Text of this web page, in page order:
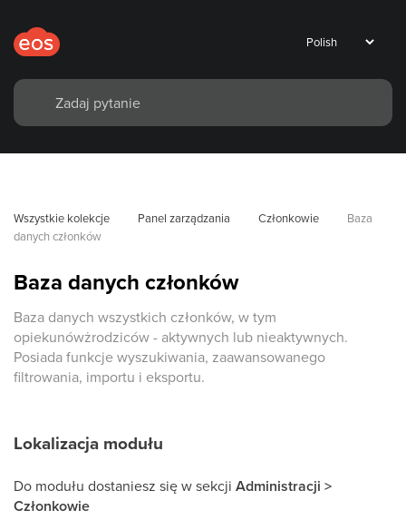
Wszystkie kolekcje Panel zarządzania Członkowie
Baza
danych członków
Baza danych członków
Baza danych wszystkich członków, w tym
opiekunówżrodziców - aktywnych lub nieaktywnych.
Posiada funkcje wyszukiwania, zaawansowanego
filtrowania, importu i eksportu.
Lokalizacja modułu
Do modułu dostaniesz się w sekcji Administracji >
Członkowie